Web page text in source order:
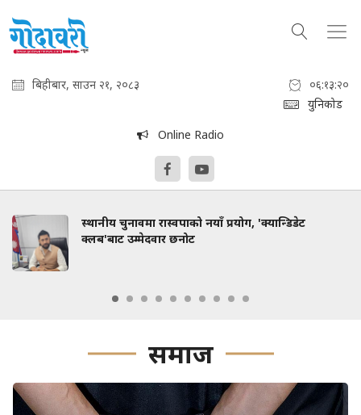
बिहीबार, साउन २१, २०८३
०६:१३:२२
युनिकोड
Online Radio
'क्यान्डिडेट आगामी २९ को भेला :
समाज